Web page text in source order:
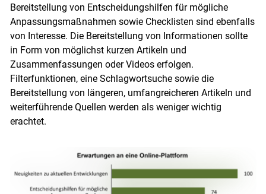
Bereitstellung von Entscheidungshilfen für mögliche
Anpassungsmaßnahmen sowie Checklisten sind ebenfalls
von Interesse. Die Bereitstellung von Informationen sollte
in Form von möglichst kurzen Artikeln und
Zusammenfassungen oder Videos erfolgen.
Filterfunktionen, eine Schlagwortsuche sowie die
Bereitstellung von längeren, umfangreicheren Artikeln und
weiterführende Quellen werden als weniger wichtig
erachtet.